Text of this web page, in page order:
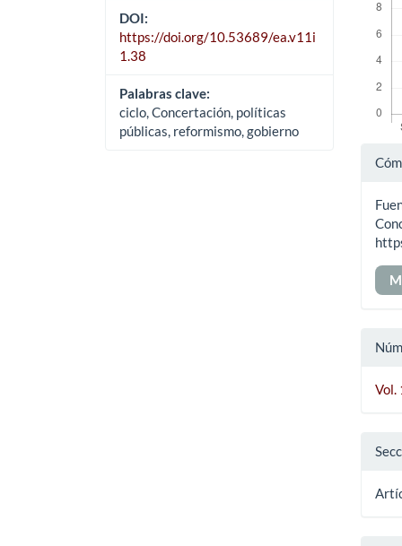
DOI:
https://doi.org/10.53689/ea.v11i
1.38
Palabras clave:
ciclo, Concertación, políticas
públicas, reformismo, gobierno
Vol.